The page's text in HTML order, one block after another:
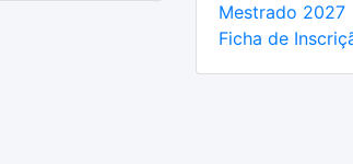
Mestrado 2027
Ficha de